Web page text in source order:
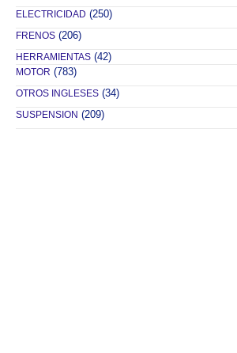
ELECTRICIDAD (250)
FRENOS (206)
HERRAMIENTAS (42)
MOTOR (783)
OTROS INGLESES (34)
SUSPENSION (209)